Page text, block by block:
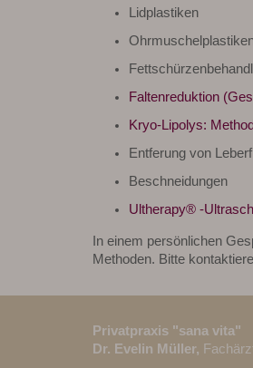
Lidplastiken
Faltenreduktion
Kryo-Lipolys:
Entferung von
Beschneidungen
Ultherapy® -
In einem persönlichen
Methoden. Bitte
Privatpraxis "sana vita"
Dr. Evelin Müller,